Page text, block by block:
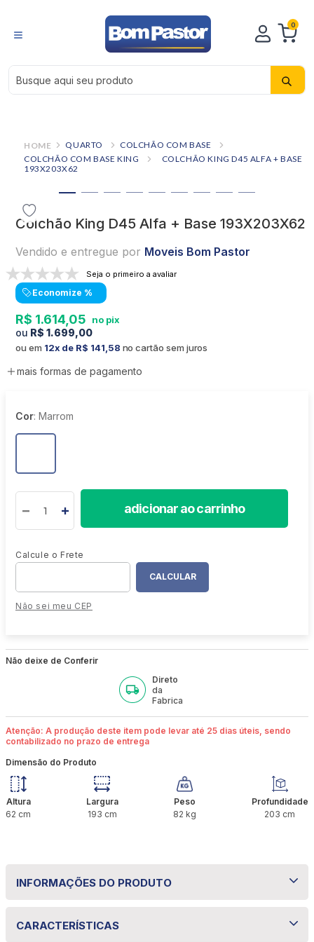
0
Busque aqui seu produto
QUARTO
COLCHÃO COM BASE
COLCHÃO COM BASE KING
COLCHÃO KING D45 ALFA + BASE
193X203X62
Colchão King D45 Alfa + Base 193X203X62
Vendido e entregue por Moveis Bom Pastor
Seja o primeiro a avaliar
Economize %
R$ 1.614 05
R$ 1.699,00
ou em 12 R$ 141 58 no cartão sem juros
mais formas de pagamento
Cor: Marrom
adicionar ao carrinho
Não sei meu CEP
Não deixe de Conferir
Direto
da
Fabrica
Atenção: A produção deste item pode levar até 25 dias úteis, sendo
contabilizado no prazo de entrega
Dimensão do Produto
Altura
62 cm
Largura
193 cm
Peso
82 kg
Profundidade
203 cm
INFORMAÇÕES DO PRODUTO
CARACTERÍSTICAS